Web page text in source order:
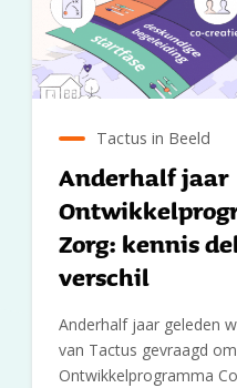
Tactus in Beeld
Anderhalf jaar
Zorg: kennis
verschil
Anderhalf jaar geleden
van Tactus gevraagd
Ontwikkelprogramma